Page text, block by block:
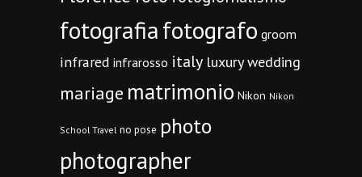
fotografiafotografo groom
infrared infrarosso italy luxury wedding
mariage matrimonio Nikon Nikon
School Travel no pose photo
photographer